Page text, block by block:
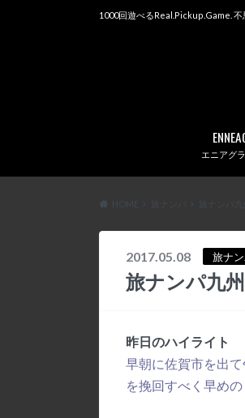
1000回遊べるReal.Pickup.Game. 不
エニアグ
HOME 旅ナンパ 旅ナンパ
2017.05.08 旅ナ
旅ナンパ九
昨日のハイライト
早朝に佐賀市を出
を挽回すべく 早めの